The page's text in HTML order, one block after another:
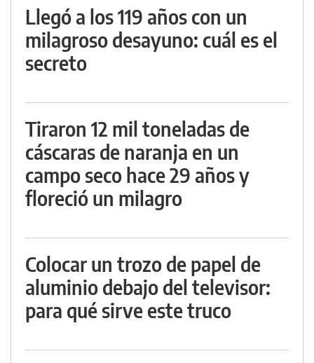
Llegó a los 119 años con un
milagroso desayuno: cuál es el
secreto
Tiraron 12 mil toneladas de
cáscaras de naranja en un
campo seco hace 29 años y
floreció un milagro
Colocar un trozo de papel de
aluminio debajo del televisor:
para qué sirve este truco